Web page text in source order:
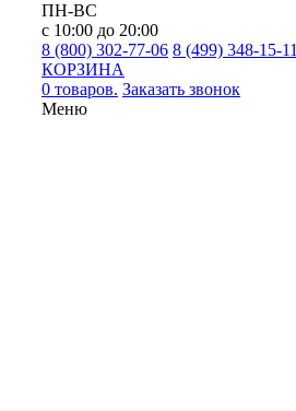
ПН-ВС
с 10:00 до 20:00
8 (800) 302-77-06 8 (499) 348-15-11
КОРЗИНА
0 товаров. Заказать звонок
Меню